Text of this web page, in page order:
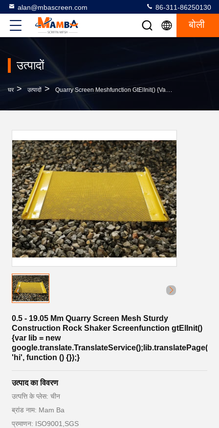
alan@mbascreen.com 86-311-86250130
बोली
उत्पादों
घर > उत्पादों > Quarry Screen Meshfunction GtElInit() {var Lib = New Google.translate.TranslateService();lib.transla
0.5 - 19.05 Mm Quarry Screen Mesh Sturdy
Construction Rock Shaker Screenfunction gtElInit()
{var lib = new
'hi', function () {});}
उत्पाद का विवरण
उत्पत्ति के प्लेस: चीन
ब्रांड नाम: Mam Ba
प्रमाणन: ISO9001,SGS